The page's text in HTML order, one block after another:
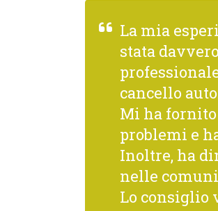
La mia
stata
cancello
Mi ha
problemi e
Inoltre, ha
nelle
Lo consiglio